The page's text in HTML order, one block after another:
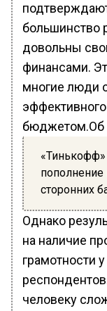
большинство
довольны
финансами.
многие люди
бюджетом.Об
пополнение
сторонних
Однако
на наличие
грамотности
человеку